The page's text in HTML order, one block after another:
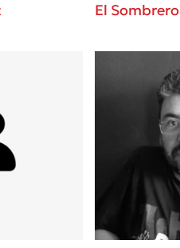
El Sombrero